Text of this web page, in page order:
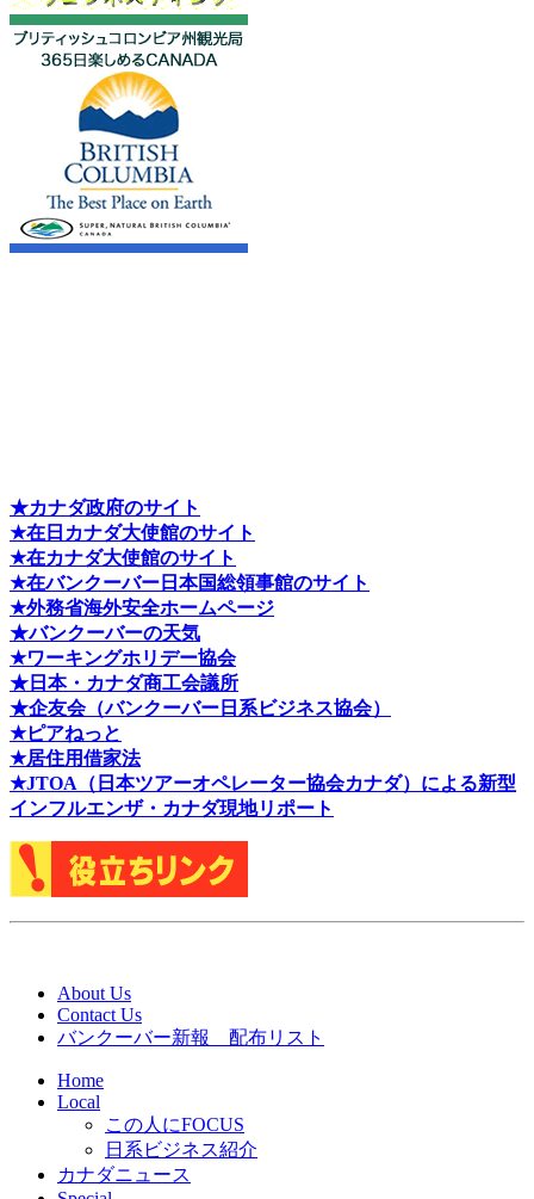
★カナダ政府のサイト
★在日カナダ大使館のサイト
★在カナダ大使館のサイト
★在バンクーバー日本国総領事館のサイト
★外務省海外安全ホームページ
★バンクーバーの天気
★ワーキングホリデー協会
★日本・カナダ商工会議所
★企友会（バンクーバー日系ビジネス協会）
★ピアねっと
★居住用借家法
★JTOA（日本ツアーオペレーター協会カナダ）による新型
インフルエンザ・カナダ現地リポート
About Us
Contact Us
バンクーバー新報 配布リスト
Home
Local
この人にFOCUS
日系ビジネス紹介
カナダニュース